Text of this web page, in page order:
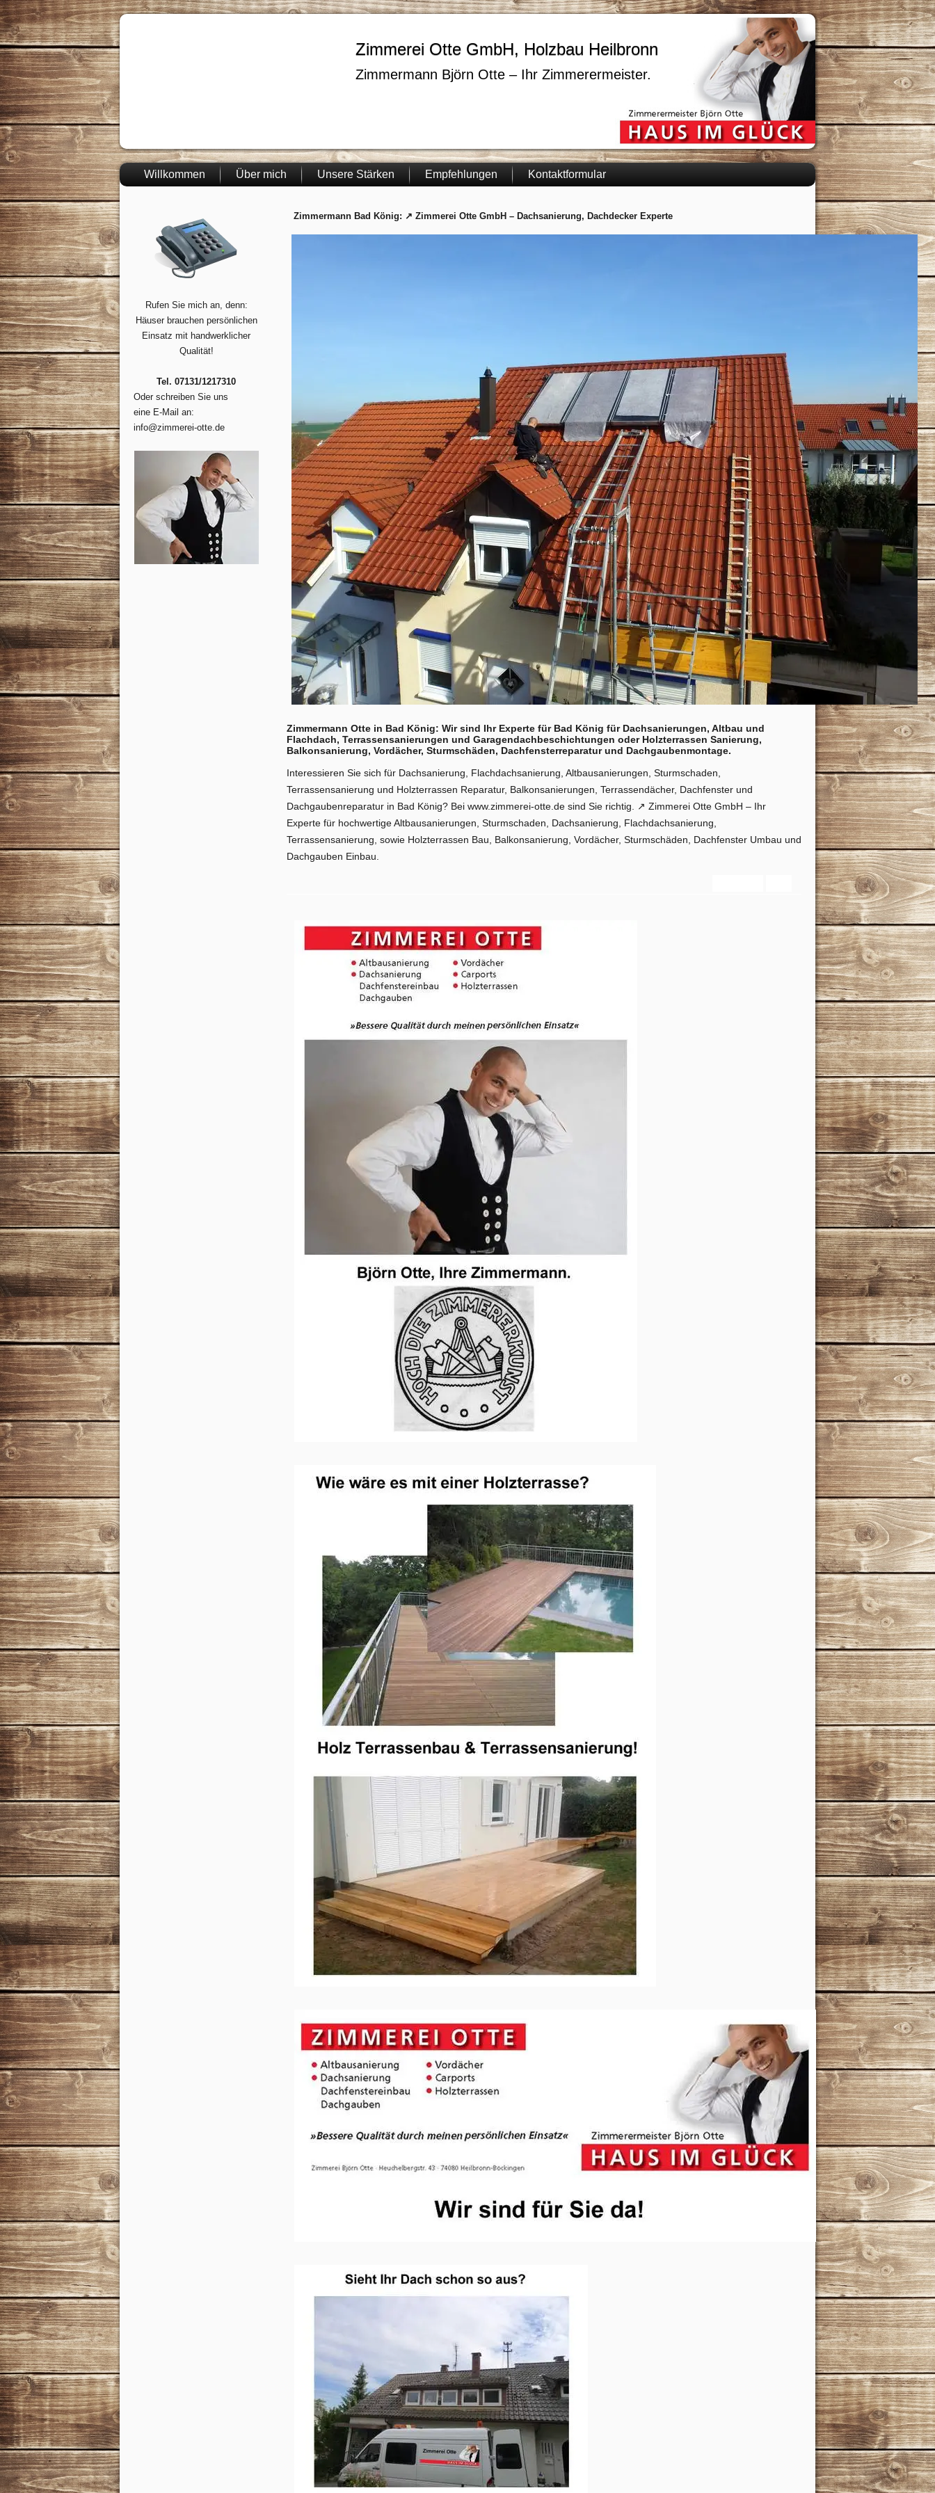
Zimmerei Otte GmbH, Holzbau Heilbronn
Zimmermann Björn Otte – Ihr Zimmerermeister.
Willkommen Über mich Unsere Stärken Empfehlungen Kontaktformular
Rufen Sie mich an, denn:
Häuser brauchen persönlichen
Einsatz mit handwerklicher
Qualität!
Tel. 07131/1217310
Oder schreiben Sie uns
eine E-Mail an:
info@zimmerei-otte.de
Zimmermann Bad König: ↗️ Zimmerei Otte GmbH – Dachsanierung, Dachdecker Experte
Zimmermann Otte in Bad König: Wir sind Ihr Experte für Bad König für Dachsanierungen, Altbau und
Flachdach, Terrassensanierungen und Garagendachbeschichtungen oder Holzterrassen Sanierung,
Balkonsanierung, Vordächer, Sturmschäden, Dachfensterreparatur und Dachgaubenmontage.
Interessieren Sie sich für Dachsanierung, Flachdachsanierung, Altbausanierungen, Sturmschaden,
Terrassensanierung und Holzterrassen Reparatur, Balkonsanierungen, Terrassendächer, Dachfenster und
Dachgaubenreparatur in Bad König? Bei www.zimmerei-otte.de sind Sie richtig. ↗️ Zimmerei Otte GmbH – Ihr
Experte für hochwertige Altbausanierungen, Sturmschaden, Dachsanierung, Flachdachsanierung,
Terrassensanierung, sowie Holzterrassen Bau, Balkonsanierung, Vordächer, Sturmschäden, Dachfenster Umbau und
Dachgauben Einbau.